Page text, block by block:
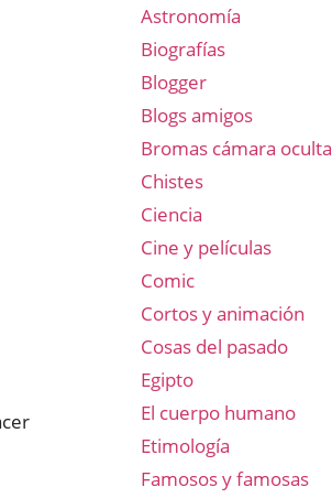
Astronomía
Biografías
Blogger
Blogs amigos
Bromas cámara oculta
Chistes
Ciencia
Cine y películas
Comic
Cortos y animación
Cosas del pasado
Egipto
El cuerpo humano
Etimología
Famosos y famosas